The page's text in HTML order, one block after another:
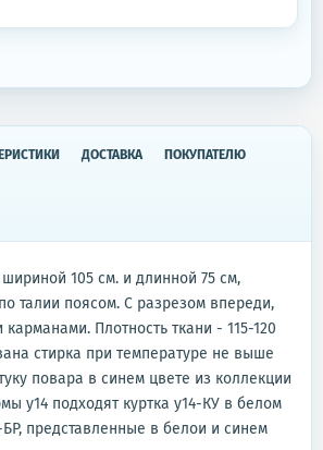
ДОСТАВКА ПОКУПАТЕЛЮ
105 см. и длинной 75 см,
талии поясом. С разрезом впереди,
Плотность ткани - 115-120
стирка при температуре не выше
повара в синем цвете из коллекции
у14 подходят куртка у14-КУ в белом
представленные в белои и синем